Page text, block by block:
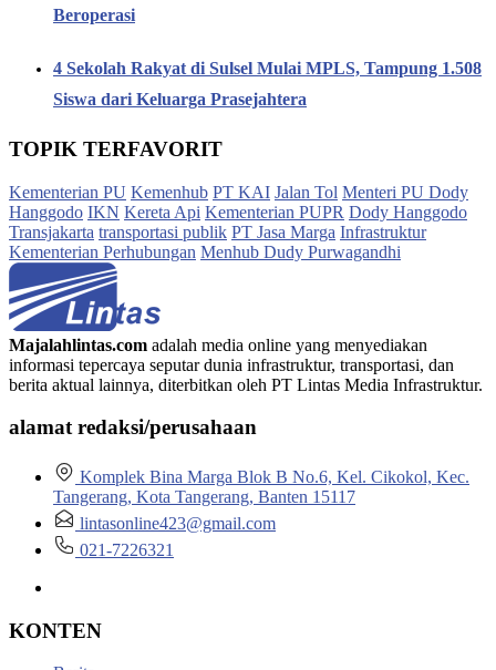
Beroperasi
4 Sekolah Rakyat di Sulsel Mulai MPLS, Tampung 1.508
Siswa dari Keluarga Prasejahtera
TOPIK TERFAVORIT
Kementerian PU Kemenhub PT KAI Jalan Tol Menteri PU Dody
Hanggodo IKN Kereta Api Kementerian PUPR Dody Hanggodo
Transjakarta transportasi publik PT Jasa Marga Infrastruktur
Kementerian Perhubungan Menhub Dudy Purwagandhi
Majalahlintas.com adalah media online yang menyediakan
informasi tepercaya seputar dunia infrastruktur, transportasi, dan
berita aktual lainnya, diterbitkan oleh PT Lintas Media Infrastruktur.
alamat redaksi/perusahaan
Komplek Bina Marga Blok B No.6, Kel. Cikokol, Kec.
Tangerang, Kota Tangerang, Banten 15117
lintasonline423@gmail.com
021-7226321
KONTEN